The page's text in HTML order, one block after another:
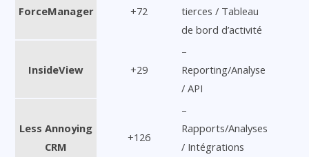
ForceManager +72
tierces / Tableau
de bord d’activité
InsideView +29
–
Reporting/Analyse
/ API
Less Annoying
CRM
+126
–
Rapports/Analyses
/ Intégrations